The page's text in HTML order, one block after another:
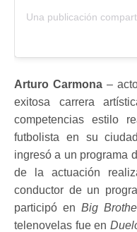
Arturo Carmona –
exitosa carrera
competencias estilo
futbolista en su
ingresó a un programa
de la actuación
conductor de un
participó en Big
telenovelas fue en